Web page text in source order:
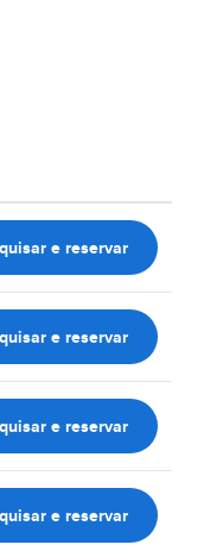
e reservar
e reservar
e reservar
e reservar